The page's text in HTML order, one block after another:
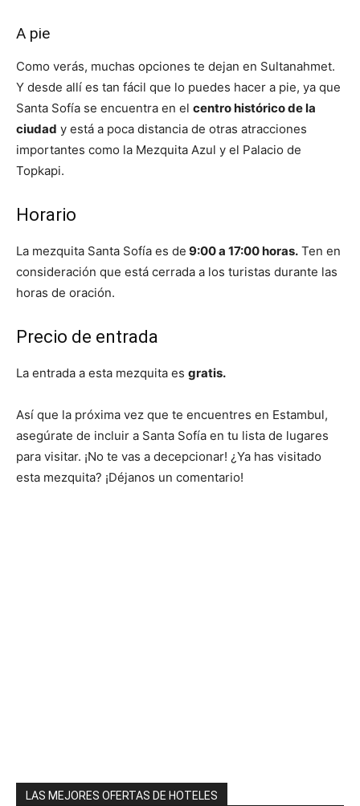
A pie
Como verás, muchas opciones te dejan en Sultanahmet.
Y desde allí es tan fácil que lo puedes hacer a pie, ya que
Santa Sofía se encuentra en el centro histórico de la
ciudad y está a poca distancia de otras atracciones
importantes como la Mezquita Azul y el Palacio de
Topkapi.
Horario
La mezquita Santa Sofía es de 9:00 a 17:00 horas. Ten en
consideración que está cerrada a los turistas durante las
horas de oración.
Precio de entrada
La entrada a esta mezquita es gratis.
Así que la próxima vez que te encuentres en Estambul,
asegúrate de incluir a Santa Sofía en tu lista de lugares
para visitar. ¡No te vas a decepcionar! ¿Ya has visitado
esta mezquita? ¡Déjanos un comentario!
LAS MEJORES OFERTAS DE HOTELES